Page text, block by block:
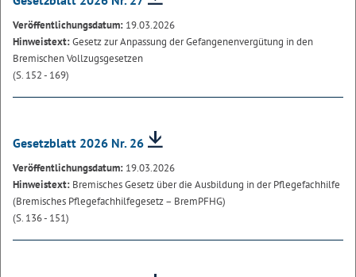
Veröffentlichungsdatum: 19.03.2026
Hinweistext:Gesetz zur Anpassung der Gefangenenvergütung in den
Bremischen Vollzugsgesetzen
(S. 152 - 169)
Gesetzblatt 2026 Nr. 26
Veröffentlichungsdatum: 19.03.2026
Hinweistext: Bremisches Gesetz über die Ausbildung in der Pflegefachhilfe
(Bremisches Pflegefachhilfegesetz – BremPFHG)
(S. 136 - 151)